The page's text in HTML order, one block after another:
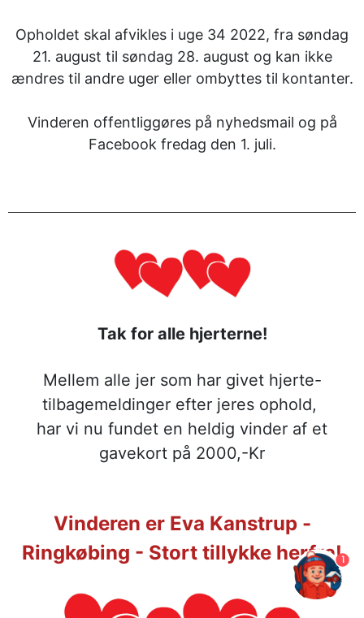
Opholdet skal afvikles i uge 34 2022, fra søndag
21. august til søndag 28. august og kan ikke
ændres til andre uger eller ombyttes til kontanter.
Vinderen offentliggøres på nyhedsmail og på
Facebook fredag den 1. juli.
Tak for alle hjerterne!
Mellem alle jer som har givet hjerte-
tilbagemeldinger efter jeres ophold,
har vi nu fundet en heldig vinder af et
gavekort på 2000,-Kr
Vinderen er Eva Kanstrup -
Ringkøbing - Stort tillykke herfra!1